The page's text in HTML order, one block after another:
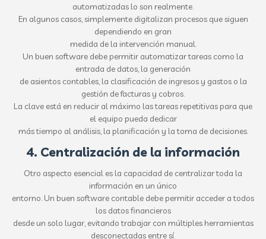
automatizadas lo son realmente.
En algunos casos, simplemente digitalizan procesos que siguen
dependiendo en gran
medida de la intervención manual.
Un buen software debe permitir automatizar tareas como la
entrada de datos, la generación
de asientos contables, la clasificación de ingresos y gastos o la
gestión de facturas y cobros.
La clave está en reducir al máximo las tareas repetitivas para que
el equipo pueda dedicar
más tiempo al análisis, la planificación y la toma de decisiones.
4. Centralización de la información
Otro aspecto esencial es la capacidad de centralizar toda la
información en un único
entorno. Un buen software contable debe permitir acceder a todos
los datos financieros
desde un solo lugar, evitando trabajar con múltiples herramientas
desconectadas entre sí.